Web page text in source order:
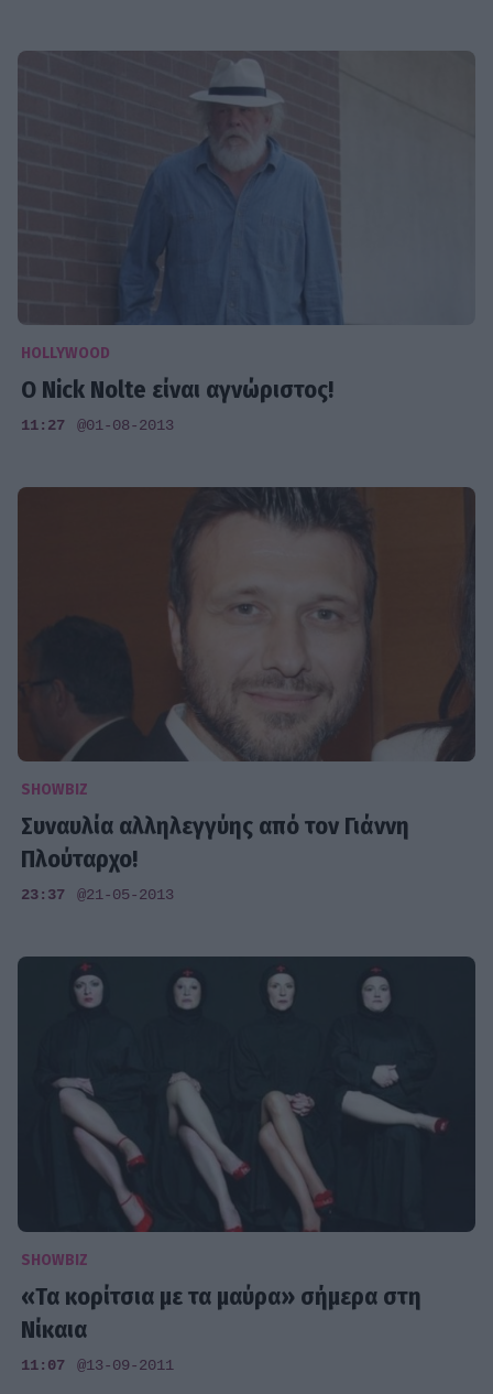
HOLLYWOOD
Ο Nick Nolte είναι αγνώριστος!
11:27 @01-08-2013
SHOWBIZ
Συναυλία αλληλεγγύης από τον Γιάννη
Πλούταρχο!
23:37 @21-05-2013
SHOWBIZ
«Τα κορίτσια με τα μαύρα» σήμερα στη
Νίκαια
11:07 @13-09-2011